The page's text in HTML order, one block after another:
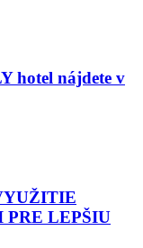
hotel nájdete v
LEPŠIU